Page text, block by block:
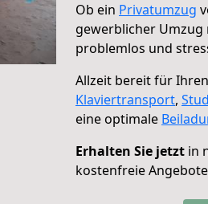
Ob ein Privatumzug
gewerblicher Umzug
problemlos und
Allzeit bereit für Ihren
Klaviertransport,
eine optimale
Erhalten Sie jetzt in
kostenfreie